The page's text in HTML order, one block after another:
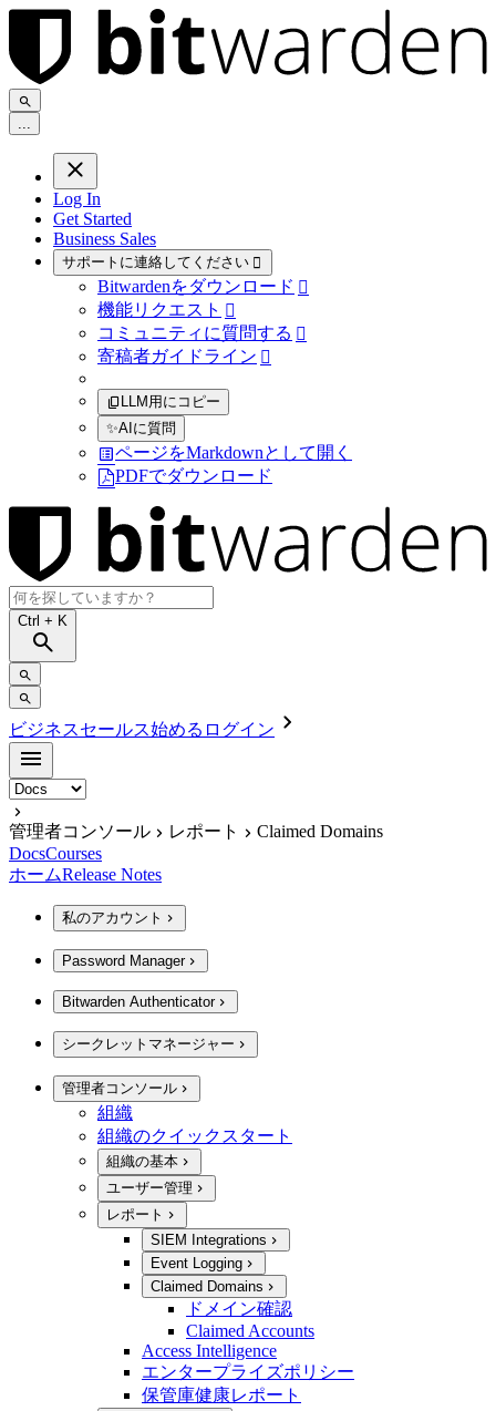
...
Log In
Get Started
Business Sales
サポートに連絡してください 
Bitwardenをダウンロード 
機能リクエスト 
コミュニティに質問する 
寄稿者ガイドライン 
LLM用にコピー
✨AIに質問
ページをMarkdownとして開く
PDFでダウンロード
Ctrl + K
ビジネスセールス始める ログイン
管理者コンソール レポート
Claimed Domains
DocsCourses
ホームRelease Notes
私のアカウント
Password Manager
Bitwarden Authenticator
シークレットマネージャー
管理者コンソール
組織
組織のクイックスタート
組織の基本
ユーザー管理
レポート
SIEM Integrations
Event Logging
Claimed Domains
ドメイン確認
Claimed Accounts
Access Intelligence
エンタープライズポリシー
保管庫健康レポート